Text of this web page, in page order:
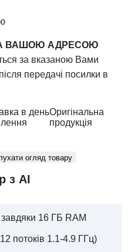
ВАШОЮ АДРЕСОЮ
за вказаною Вами
передачі посилки в
в деньОригінальна
продукція
огляд товару
з AI
завдяки 16 ГБ RAM
потоків 1.1-4.9 ГГц)